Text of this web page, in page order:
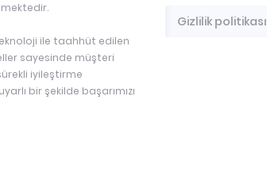
ile taahhüt edilen
sayesinde müşteri
iyileştirme
bir şekilde başarımızı
Gizlilik politikası